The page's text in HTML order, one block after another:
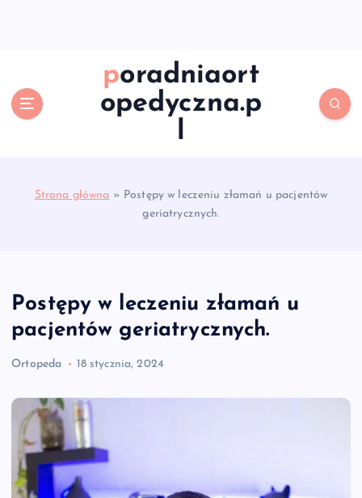
poradniaort
opedyczna.p
l
Strona główna » Postępy w leczeniu złamań u pacjentów
geriatrycznych.
Postępy w leczeniu złamań u
pacjentów geriatrycznych.
Ortopeda 18 stycznia, 2024